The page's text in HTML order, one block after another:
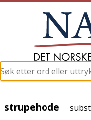
strupehode
strupehode